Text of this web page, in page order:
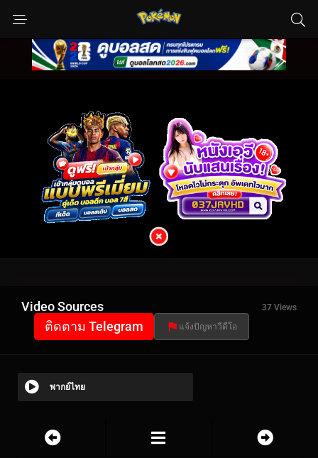
Video Sources 37 Views
ติดตาม Telegram แจ้งปัญหาวีดีโอ
พากย์ไทย